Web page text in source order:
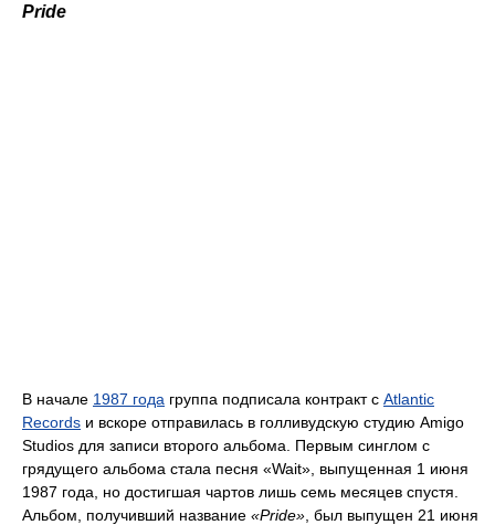
Pride
В начале 1987 года группа подписала контракт с Atlantic
Records и вскоре отправилась в голливудскую студию Amigo
Studios для записи второго альбома. Первым синглом с
грядущего альбома стала песня «Wait», выпущенная 1 июня
1987 года, но достигшая чартов лишь семь месяцев спустя.
Альбом, получивший название «Pride» , был выпущен 21 июня